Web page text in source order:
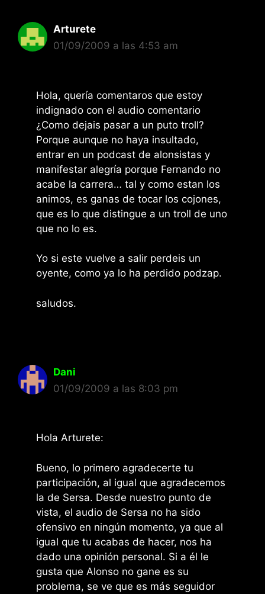
Arturete
01/09/2009 a las 4:53 am
Hola, quería comentaros que estoy
indignado con el audio comentario
¿Como dejais pasar a un puto troll?
Porque aunque no haya insultado,
entrar en un podcast de alonsistas y
manifestar alegría porque Fernando no
acabe la carrera… tal y como estan los
animos, es ganas de tocar los cojones,
que es lo que distingue a un troll de uno
que no lo es.
Yo si este vuelve a salir perdeis un
oyente, como ya lo ha perdido podzap.
saludos.
Dani
01/09/2009 a las 8:03 pm
Hola Arturete:
Bueno, lo primero agradecerte tu
participación, al igual que agradecemos
la de Sersa. Desde nuestro punto de
vista, el audio de Sersa no ha sido
ofensivo en ningún momento, ya que al
igual que tu acabas de hacer, nos ha
dado una opinión personal. Si a él le
gusta que Alonso no gane es su
problema, se ve que es más seguidor